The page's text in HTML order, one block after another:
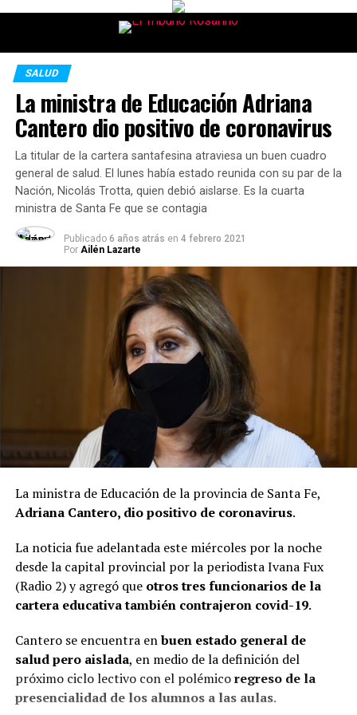
SALUD
La ministra de Educación Adriana
Cantero dio positivo de coronavirus
La titular de la cartera santafesina atraviesa un buen cuadro
general de salud. El lunes había estado reunida con su par de la
Nación, Nicolás Trotta, quien debió aislarse. Es la cuarta
ministra de Santa Fe que se contagia
Publicado 6 años atrás en 4 febrero 2021
Por Ailén Lazarte
La ministra de Educación de la provincia de Santa Fe,
Adriana Cantero, dio positivo de coronavirus.
La noticia fue adelantada este miércoles por la noche
desde la capital provincial por la periodista Ivana Fux
(Radio 2) y agregó que otros tres funcionarios de la
cartera educativa también contrajeron covid-19.
Cantero se encuentra enbuen estado general de
salud pero aislada, en medio de la definición del
próximo ciclo lectivo con el polémicoregreso de la
presencialidad de los alumnos a las aulas.